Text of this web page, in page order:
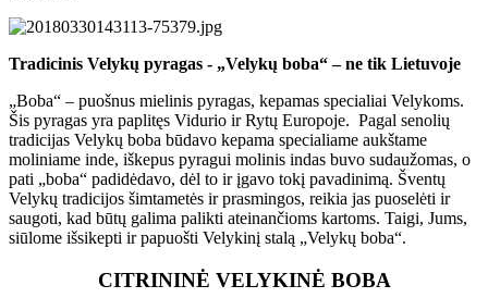
Tradicinis Velykų pyragas - „Velykų boba“ – ne tik Lietuvoje
„Boba“ – puošnus mielinis pyragas, kepamas specialiai Velykoms.
Šis pyragas yra paplitęs Vidurio ir Rytų Europoje. Pagal senolių
tradicijas Velykų boba būdavo kepama specialiame aukštame
moliniame inde, iškepus pyragui molinis indas buvo sudaužomas, o
pati „boba“ padidėdavo, dėl to ir įgavo tokį pavadinimą. Šventų
Velykų tradicijos šimtametės ir prasmingos, reikia jas puoselėti ir
saugoti, kad būtų galima palikti ateinančioms kartoms. Taigi, Jums,
siūlome išsikepti ir papuošti Velykinį stalą „Velykų boba“.
CITRININĖ VELYKINĖ BOBA